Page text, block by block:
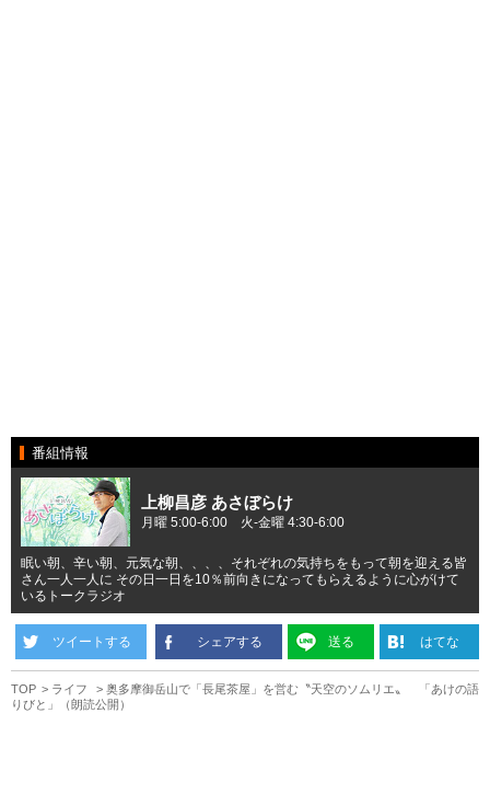
番組情報
上柳昌彦 あさぼらけ
月曜 5:00-6:00 火-金曜 4:30-6:00
眠い朝、辛い朝、元気な朝、、、、それぞれの気持ちをもって朝を迎える皆
さん一人一人に その日一日を10％前向きになってもらえるように心がけて
いるトークラジオ
ツイートする シェアする 送る はてな
TOP ライフ
奥多摩御岳山で「長尾茶屋」を営む〝天空のソムリエ〟 「あけの語
りびと」（朗読公開）